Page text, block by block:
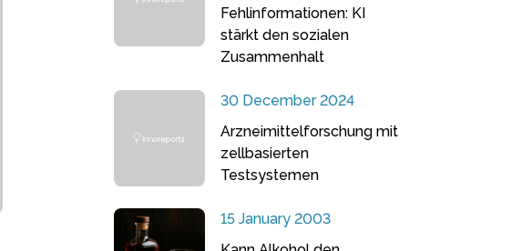
Fehlinformationen: KI
stärkt den sozialen
Zusammenhalt
30 December 2024
Arzneimittelforschung mit
zellbasierten
Testsystemen
15 January 2003